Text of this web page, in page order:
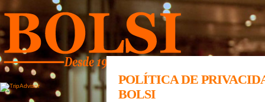
POLÍTICA DE
BOLSI